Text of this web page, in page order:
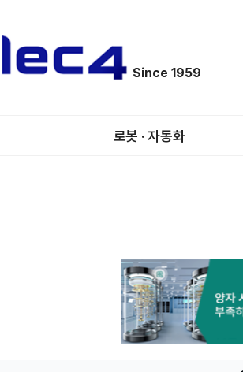
Since 1959
로봇 · 자동화